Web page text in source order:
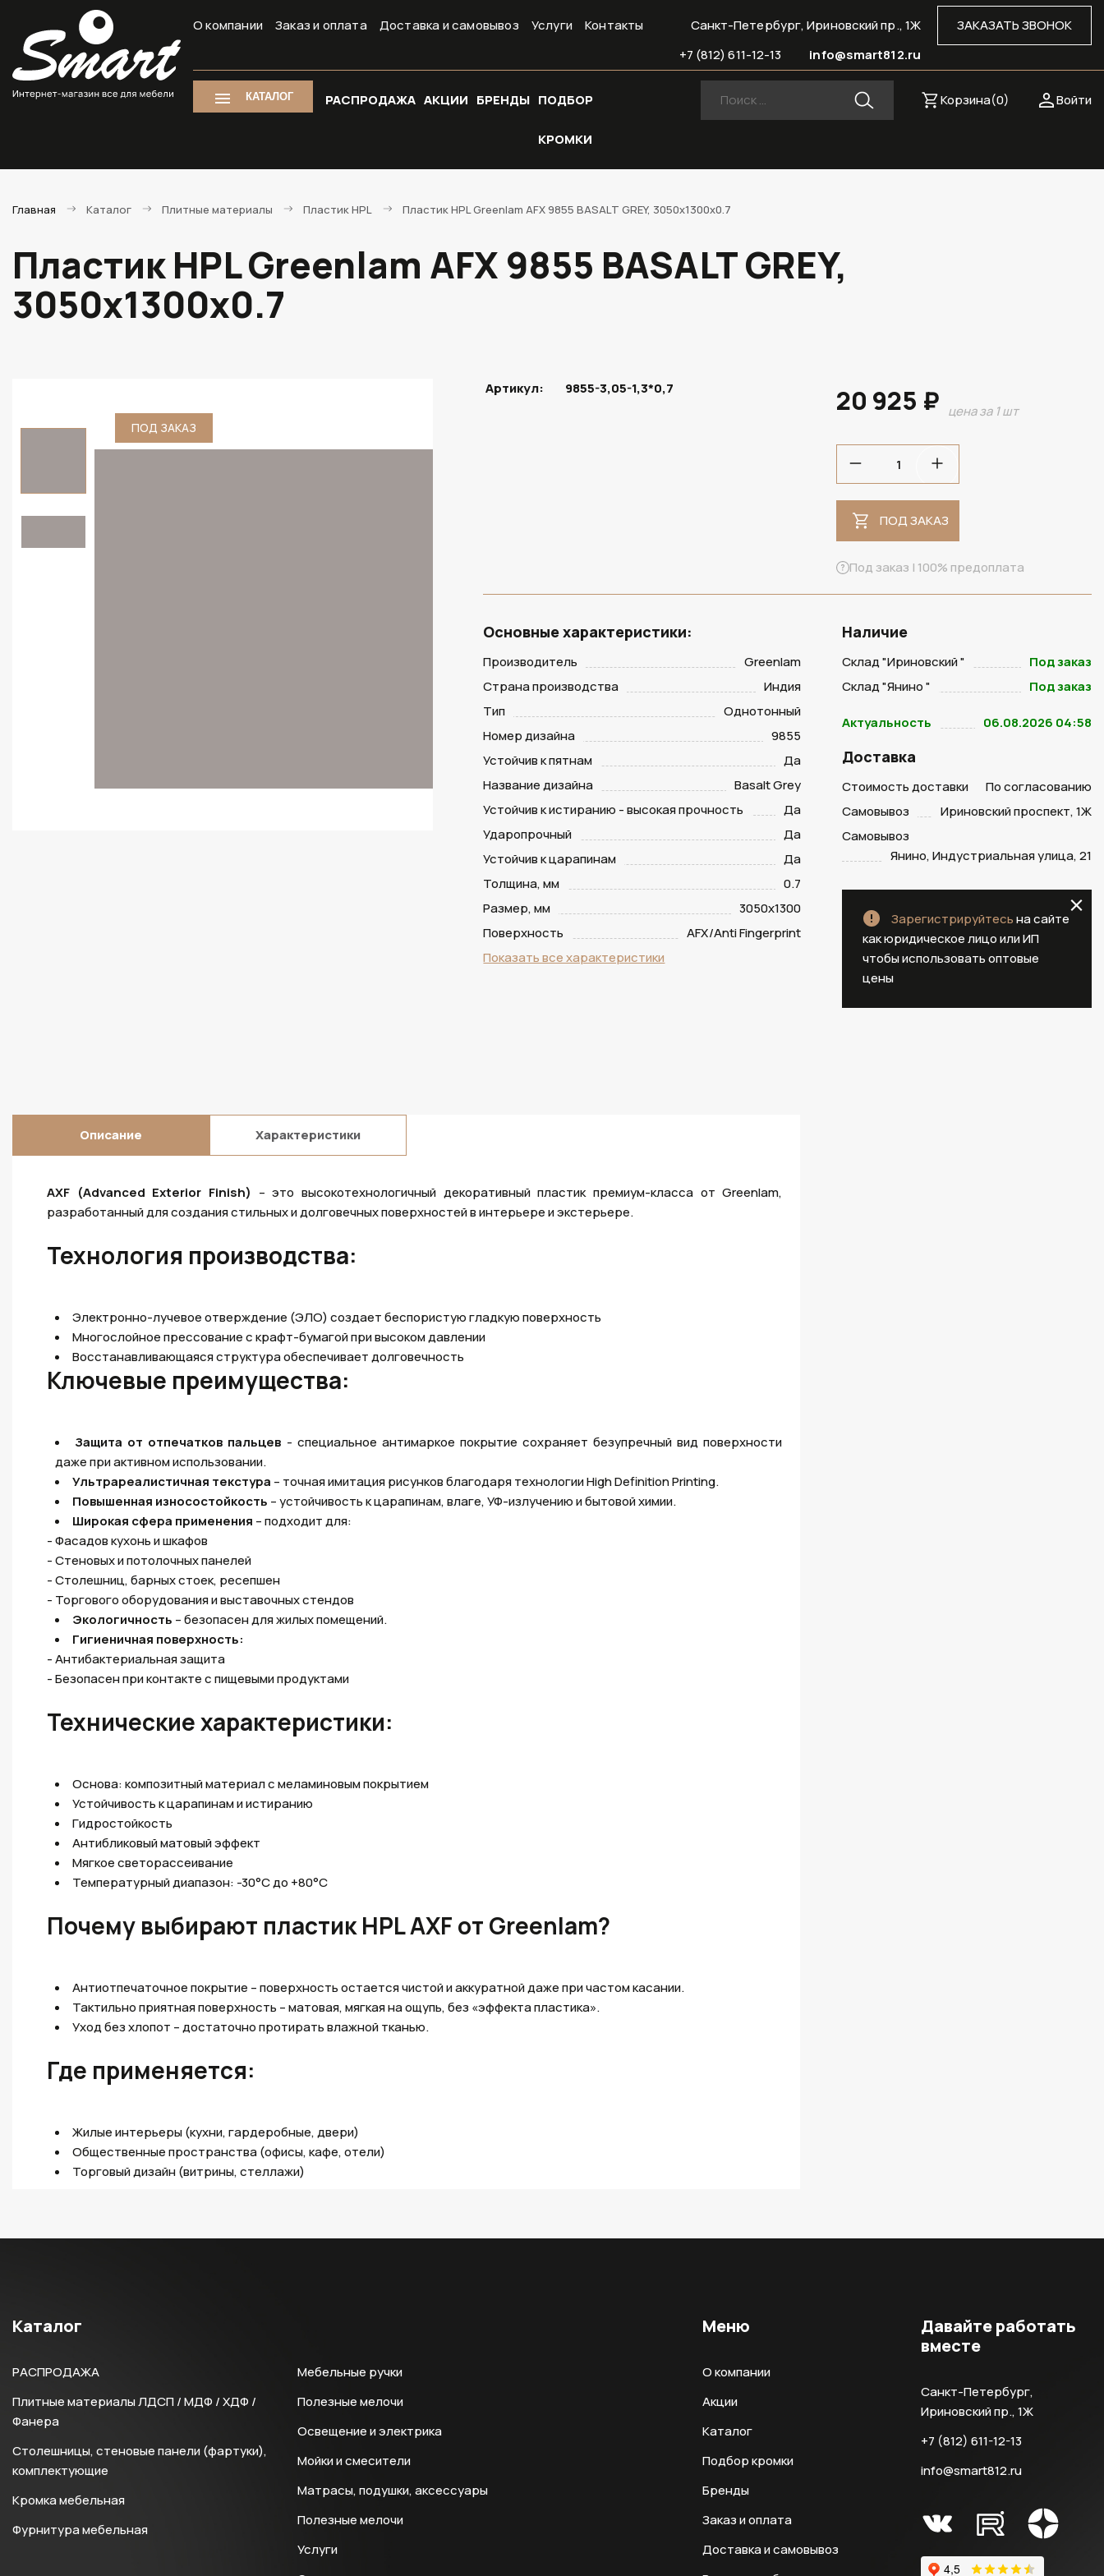
О компании Заказ и оплата Доставка и самовывоз Услуги Контакты ЗАКАЗАТЬ ЗВОНОК
Санкт-Петербург, Ириновский пр., 1Ж
info@smart812.ru
+7 (812) 611-12-13
КАТАЛОГ РАСПРОДАЖА АКЦИИ БРЕНДЫ ПОДБОР
КРОМКИ
Войти
Корзина(0)
Главная Каталог Плитные материалы Пластик HPL Пластик HPL Greenlam AFX 9855 BASALT GREY, 3050х1300х0.7
Пластик HPL Greenlam AFX 9855 BASALT GREY,
3050х1300х0.7
ПОД ЗАКАЗ
Артикул: 9855-3,05-1,3*0,7 20 925 ₽ цена за 1 шт
ПОД ЗАКАЗ
Под заказ | 100% предоплата
Основные характеристики:
Производитель
Greenlam
Страна производства
Индия
Тип
Однотонный
Номер дизайна
9855
Устойчив к пятнам
Да
Название дизайна
Basalt Grey
Устойчив к истиранию - высокая прочность
Да
Ударопрочный
Да
Устойчив к царапинам
Да
Толщина, мм
0.7
Размер, мм
3050х1300
Поверхность
AFX/Anti Fingerprint
Показать все характеристики
Наличие
Склад "Ириновский "
Под заказ
Склад "Янино "
Под заказ
Актуальность 06.08.2026 04:58
Доставка
Стоимость доставки
По согласованию
Самовывоз
Ириновский проспект, 1Ж
Самовывоз
Янино, Индустриальная улица, 21
Зарегистрируйтесьна сайте
как юридическое лицо или ИП
чтобы использовать оптовые
цены
Описание Характеристики
AXF (Advanced Exterior Finish) – это высокотехнологичный декоративный пластик премиум-класса от Greenlam,
разработанный для создания стильных и долговечных поверхностей в интерьере и экстерьере.
Технология производства:
Электронно-лучевое отверждение (ЭЛО) создает беспористую гладкую поверхность
Многослойное прессование с крафт-бумагой при высоком давлении
Восстанавливающаяся структура обеспечивает долговечность
Ключевые преимущества:
Защита от отпечатков пальцев - специальное антимаркое покрытие сохраняет безупречный вид поверхности
даже при активном использовании.
Ультрареалистичная текстура – точная имитация рисунков благодаря технологии High Definition Printing.
Повышенная износостойкость – устойчивость к царапинам, влаге, УФ-излучению и бытовой химии.
Широкая сфера применения – подходит для:
- Фасадов кухонь и шкафов
- Стеновых и потолочных панелей
- Столешниц, барных стоек, ресепшен
- Торгового оборудования и выставочных стендов
Экологичность – безопасен для жилых помещений.
Гигиеничная поверхность:
- Антибактериальная защита
- Безопасен при контакте с пищевыми продуктами
Технические характеристики:
Основа: композитный материал с меламиновым покрытием
Устойчивость к царапинам и истиранию
Гидростойкость
Антибликовый матовый эффект
Мягкое светорассеивание
Температурный диапазон: -30°C до +80°C
Почему выбирают пластик HPL AXF от Greenlam?
Антиотпечаточное покрытие – поверхность остается чистой и аккуратной даже при частом касании.
Тактильно приятная поверхность – матовая, мягкая на ощупь, без «эффекта пластика».
Уход без хлопот – достаточно протирать влажной тканью.
Где применяется:
Жилые интерьеры (кухни, гардеробные, двери)
Общественные пространства (офисы, кафе, отели)
Торговый дизайн (витрины, стеллажи)
Каталог
РАСПРОДАЖА
Плитные материалы ЛДСП / МДФ / ХДФ /
Фанера
Столешницы, стеновые панели (фартуки),
комплектующие
Кромка мебельная
Фурнитура мебельная
Мебельные ручки
Полезные мелочи
Освещение и электрика
Мойки и смесители
Матрасы, подушки, аксессуары
Полезные мелочи
Услуги
Меню
О компании
Акции
Каталог
Подбор кромки
Бренды
Заказ и оплата
Доставка и самовывоз
Давайте работать
вместе
Санкт-Петербург,
Ириновский пр., 1Ж
+7 (812) 611-12-13
info@smart812.ru